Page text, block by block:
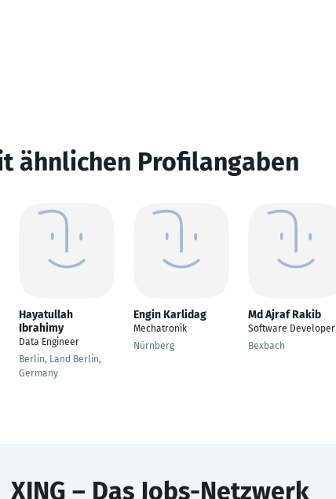
ähnlichen Profilangaben
Hayatullah
Ibrahimy
Data Engineer
Berlin, Land Berlin,
Germany
Engin Karlidag
Mechatronik
Nürnberg
Md Ajraf Rakib
Software Developer
Bexbach
XING – Das Jobs-Netzwerk